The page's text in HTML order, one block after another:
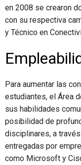
en 2008 se crearon
con su respectiva
y Técnico en
Para aumentar las
estudiantes, el Área
sus habilidades
posibilidad de
disciplinares, a
entregadas por
como Microsoft y